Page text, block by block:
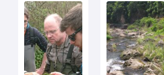
en première
ligne pour le
développement
des méthodes
et l’appui aux
autorités